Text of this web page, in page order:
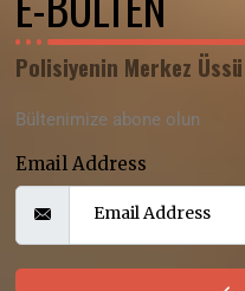
Polisiyenin Merkez Üssü
Bültenimize abone olun
Email Address